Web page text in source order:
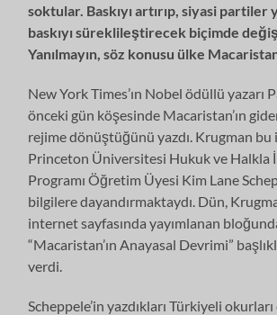
soktular. Baskıyı artırıp, siyasi partiler
baskıyı süreklileştirecek biçimde
Yanılmayın, söz konusu ülke
New York Times’ın Nobel ödüllü yazarı
önceki gün köşesinde Macaristan’ın
rejime dönüştüğünü yazdı. Krugman bu
Princeton Üniversitesi Hukuk ve Halkla
Programı Öğretim Üyesi Kim Lane
bilgilere dayandırmaktaydı. Dün,
internet sayfasında yayımlanan
“Macaristan’ın Anayasal Devrimi”
verdi.
Scheppele’in yazdıkları Türkiyeli